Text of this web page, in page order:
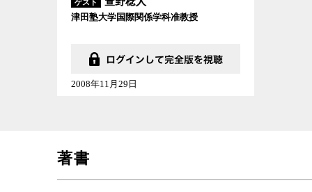
ゲスト
津田塾大学国際関係学科准教授
2008年11月29日
著書